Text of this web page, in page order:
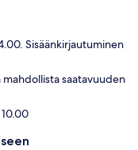
Sisäänkirjautuminen
saatavuuden